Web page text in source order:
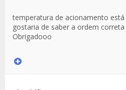
temperatura de acionamento
gostaria de saber a ordem
Obrigadooo